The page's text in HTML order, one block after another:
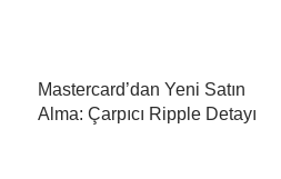
Mastercard’dan Yeni Satın
Alma: Çarpıcı Ripple Detayı